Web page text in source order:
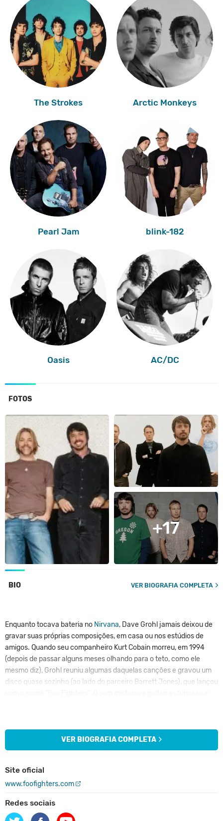
The Strokes Arctic Monkeys
Pearl Jam blink-182
Oasis AC/DC
FOTOS
+17
BIO VER BIOGRAFIA COMPLETA
Enquanto tocava bateria no Nirvana, Dave Grohl jamais deixou de
gravar suas próprias composições, em casa ou nos estúdios de
amigos. Quando seu companheiro Kurt Cobain morreu, em 1994
(depois de passar alguns meses olhando para o teto, como ele
mesmo diz), Grohl reuniu algumas daquelas canções e gravou um
disco quase sozinho (ao lado do parceiro Barrett Jones), que lançou
desde a adolescência.
Sua primeira banda de repercussão foi o Scream, quando ainda era
baterista foram gravadas pela banda em seu último disco, "Fumble",
antes que ele fosse para Seattle e para o
compor e gravar. O disco de estréia dos Foo Fighters(nome de uma
corporação que pesquisava OVNIS durante a Segunda Guerra
VER BIOGRAFIA COMPLETA
Site oficial
www.foofighters.com
Redes sociais